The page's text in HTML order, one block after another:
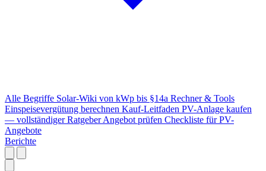
Alle Begriffe Solar-Wiki von kWp bis §14a Rechner & Tools
Einspeisevergütung berechnen Kauf-Leitfaden PV-Anlage kaufen
— vollständiger Ratgeber Angebot prüfen Checkliste für PV-
Angebote
Berichte